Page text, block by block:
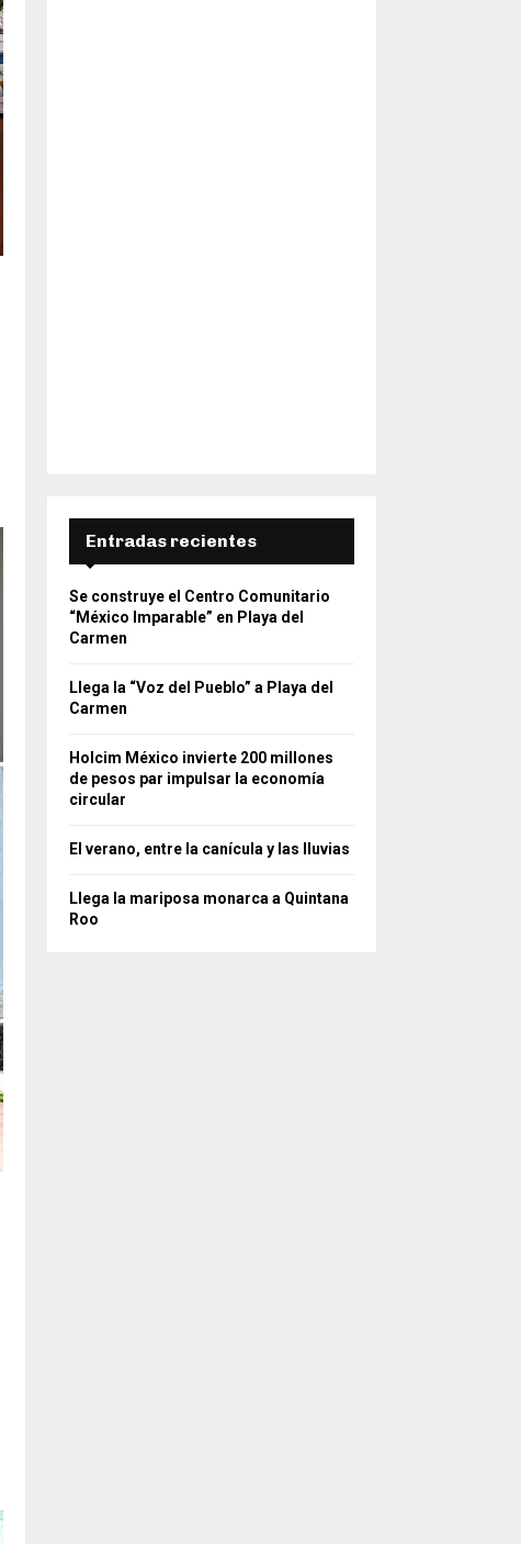
Entradas recientes
Se construye el Centro Comunitario
“México Imparable” en Playa del
Carmen
Llega la “Voz del Pueblo” a Playa del
Carmen
Holcim México invierte 200 millones
de pesos par impulsar la economía
circular
El verano, entre la canícula y las lluvias
Llega la mariposa monarca a Quintana
Roo